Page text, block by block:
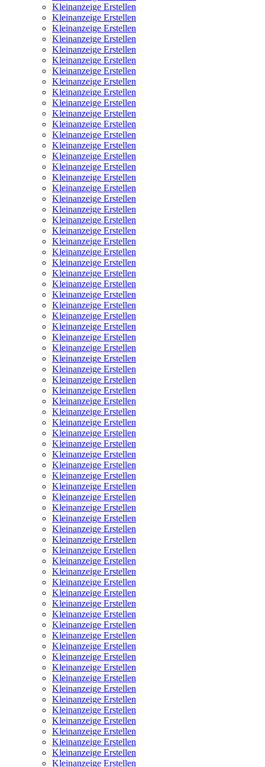
Kleinanzeige Erstellen
Kleinanzeige Erstellen
Kleinanzeige Erstellen
Kleinanzeige Erstellen
Kleinanzeige Erstellen
Kleinanzeige Erstellen
Kleinanzeige Erstellen
Kleinanzeige Erstellen
Kleinanzeige Erstellen
Kleinanzeige Erstellen
Kleinanzeige Erstellen
Kleinanzeige Erstellen
Kleinanzeige Erstellen
Kleinanzeige Erstellen
Kleinanzeige Erstellen
Kleinanzeige Erstellen
Kleinanzeige Erstellen
Kleinanzeige Erstellen
Kleinanzeige Erstellen
Kleinanzeige Erstellen
Kleinanzeige Erstellen
Kleinanzeige Erstellen
Kleinanzeige Erstellen
Kleinanzeige Erstellen
Kleinanzeige Erstellen
Kleinanzeige Erstellen
Kleinanzeige Erstellen
Kleinanzeige Erstellen
Kleinanzeige Erstellen
Kleinanzeige Erstellen
Kleinanzeige Erstellen
Kleinanzeige Erstellen
Kleinanzeige Erstellen
Kleinanzeige Erstellen
Kleinanzeige Erstellen
Kleinanzeige Erstellen
Kleinanzeige Erstellen
Kleinanzeige Erstellen
Kleinanzeige Erstellen
Kleinanzeige Erstellen
Kleinanzeige Erstellen
Kleinanzeige Erstellen
Kleinanzeige Erstellen
Kleinanzeige Erstellen
Kleinanzeige Erstellen
Kleinanzeige Erstellen
Kleinanzeige Erstellen
Kleinanzeige Erstellen
Kleinanzeige Erstellen
Kleinanzeige Erstellen
Kleinanzeige Erstellen
Kleinanzeige Erstellen
Kleinanzeige Erstellen
Kleinanzeige Erstellen
Kleinanzeige Erstellen
Kleinanzeige Erstellen
Kleinanzeige Erstellen
Kleinanzeige Erstellen
Kleinanzeige Erstellen
Kleinanzeige Erstellen
Kleinanzeige Erstellen
Kleinanzeige Erstellen
Kleinanzeige Erstellen
Kleinanzeige Erstellen
Kleinanzeige Erstellen
Kleinanzeige Erstellen
Kleinanzeige Erstellen
Kleinanzeige Erstellen
Kleinanzeige Erstellen
Kleinanzeige Erstellen
Kleinanzeige Erstellen
Kleinanzeige Erstellen